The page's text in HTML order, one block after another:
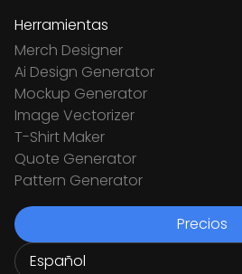
Herramientas
Merch Designer
Ai Design Generator
Mockup Generator
Image Vectorizer
T-Shirt Maker
Quote Generator
Pattern Generator
Precios